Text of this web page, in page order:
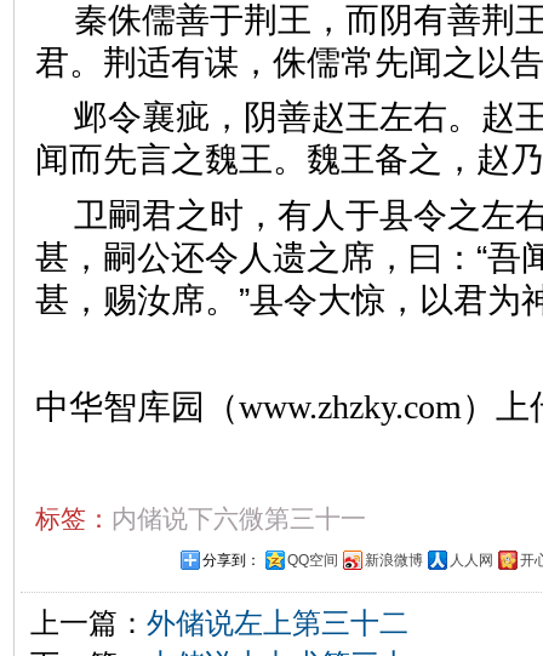
秦侏儒善于荆王，而阴有善荆
君。荆适有谋，侏儒常先闻之
邺令襄疵，阴善赵王左右。赵
闻而先言之魏王。魏王备之
卫嗣君之时，有人于县令之左
甚，嗣公还令人遗之席，曰：“吾
甚，赐汝席。”县令大惊，以君为
中华智库园（www.zhzky.com）上
标签： 内储说下六微第三十一
分享到： QQ空间 新浪微博 人人网 开
上一篇： 外储说左上第三十二